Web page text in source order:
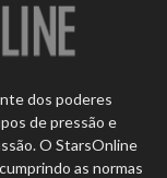
dos poderes
de pressão e
O StarsOnline
as normas